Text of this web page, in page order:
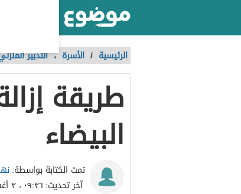
الرئيسية / الأسرة ،التدبير
طريقة
البيضاء
تمت الكتابة بواسطة:
آخر تحديث: ٠٩:٣٦ ، ٣ أغسطس ٢٠٢٢